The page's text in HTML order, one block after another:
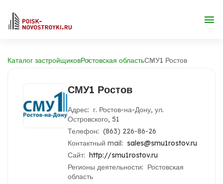
Каталог застройщиковРостовская областьСМУ1 Ростов
СМУ1 Ростов
Адрес: г. Ростов-на-Дону, ул.
Островского, 51
Телефон: (863) 226-86-26
Контактный mail: sales@smu1rostov.ru
Сайт: http://smu1rostov.ru
Регионы деятельности: Ростовская
область